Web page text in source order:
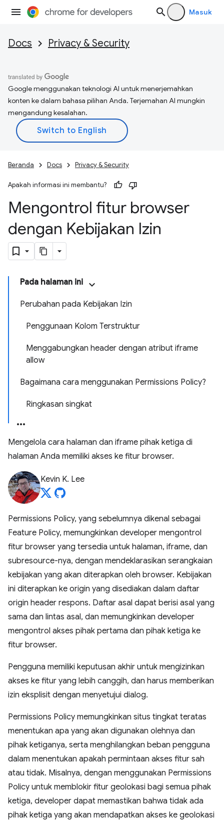
Masuk
Docs Privacy & Security
Google menggunakan teknologi AI untuk menerjemahkan
konten ke dalam bahasa pilihan Anda. Terjemahan AI mungkin
mengandung kesalahan.
Beranda Docs Privacy & Security
Apakah informasi ini membantu?
Mengontrol fitur browser
dengan Kebijakan Izin
Pada halaman ini
Perubahan pada Kebijakan Izin
Penggunaan Kolom Terstruktur
Menggabungkan header dengan atribut iframe
allow
Bagaimana cara menggunakan Permissions Policy?
Ringkasan singkat
Mengelola cara halaman dan iframe pihak ketiga di
halaman Anda memiliki akses ke fitur browser.
Kevin K. Lee
Permissions Policy, yang sebelumnya dikenal sebagai
Feature Policy, memungkinkan developer mengontrol
fitur browser yang tersedia untuk halaman, iframe, dan
subresource-nya, dengan mendeklarasikan serangkaian
kebijakan yang akan diterapkan oleh browser. Kebijakan
ini diterapkan ke origin yang disediakan dalam daftar
origin header respons. Daftar asal dapat berisi asal yang
sama dan lintas asal, dan memungkinkan developer
mengontrol akses pihak pertama dan pihak ketiga ke
fitur browser.
Pengguna memiliki keputusan akhir untuk mengizinkan
akses ke fitur yang lebih canggih, dan harus memberikan
izin eksplisit dengan menyetujui dialog.
Permissions Policy memungkinkan situs tingkat teratas
menentukan apa yang akan digunakan olehnya dan
pihak ketiganya, serta menghilangkan beban pengguna
dalam menentukan apakah permintaan akses fitur sah
atau tidak. Misalnya, dengan menggunakan Permissions
Policy untuk memblokir fitur geolokasi bagi semua pihak
ketiga, developer dapat memastikan bahwa tidak ada
pihak ketiga yang akan mendapatkan akses ke geolokasi